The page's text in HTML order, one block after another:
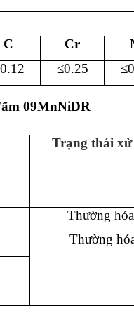
C Cr
0.12 ≤0.25
09MnNiDR
Trạng thái
Thường
Thường